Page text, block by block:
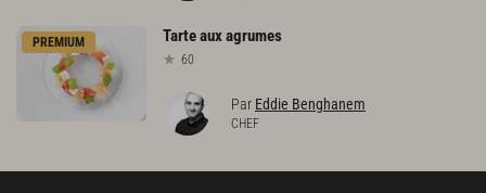
PREMIUM Tarteauxagrumes
60
Par Eddie Benghanem
CHEF